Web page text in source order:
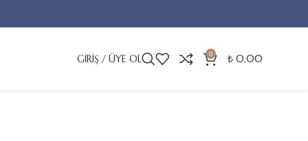
GIRIŞ / ÜYE OL 0 ₺ 0,00